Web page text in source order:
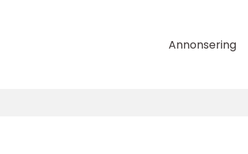
Annonsering